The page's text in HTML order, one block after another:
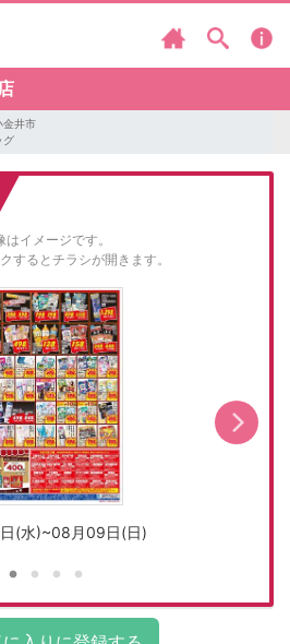
金井市
グ
はイメージです。
するとチラシが開きます。
(水)~08月09日(日)